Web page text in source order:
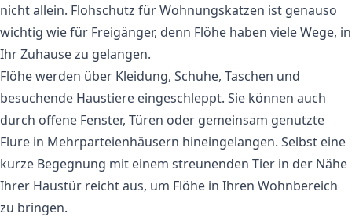
nicht allein. Flohschutz für Wohnungskatzen ist genauso
wichtig wie für Freigänger, denn Flöhe haben viele Wege, in
Ihr Zuhause zu gelangen.
Flöhe werden über Kleidung, Schuhe, Taschen und
besuchende Haustiere eingeschleppt. Sie können auch
durch offene Fenster, Türen oder gemeinsam genutzte
Flure in Mehrparteienhäusern hineingelangen. Selbst eine
kurze Begegnung mit einem streunenden Tier in der Nähe
Ihrer Haustür reicht aus, um Flöhe in Ihren Wohnbereich
zu bringen.